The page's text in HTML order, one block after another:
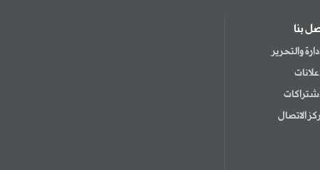
بنا
والتحرير
الاتصال